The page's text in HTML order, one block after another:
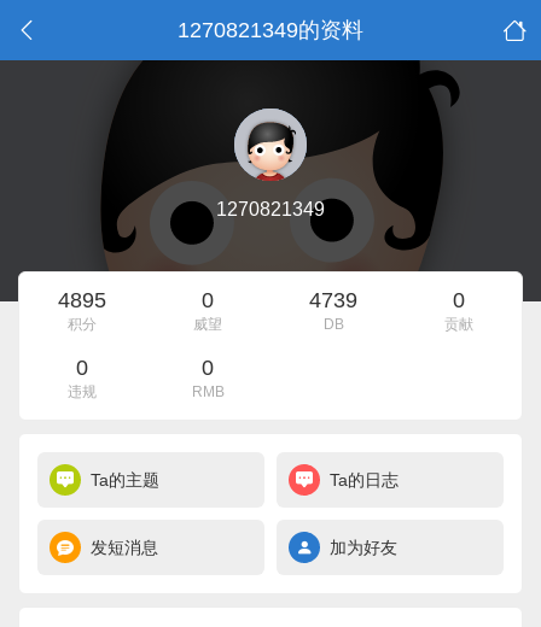
1270821349的资料
1270821349
4895
积分
0
威望
4739
DB
0
贡献
0
违规
0
RMB
Ta的主题 Ta的日志
发短消息 加为好友